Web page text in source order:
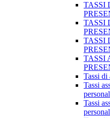
TASSI
TASSI
TASSI
TASSI
Tassi di
Tassi
Tassi